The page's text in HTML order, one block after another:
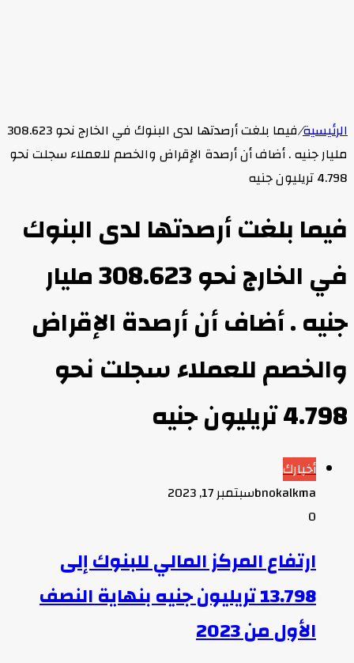
الرئيسية/
فيما بلغت أرصدتها لدى البنوك في الخارج نحو 308.623
مليار جنيه . أضاف أن أرصدة الإقراض والخصم للعملاء سجلت نحو
4.798 تريليون جنيه
فيما بلغت أرصدتها لدى البنوك
في الخارج نحو 308.623 مليار
جنيه . أضاف أن أرصدة الإقراض
والخصم للعملاء سجلت نحو
4.798 تريليون جنيه
أخبارك
bnokalkmaسبتمبر 17, 2023
0
ارتفاع المركز المالي للبنوك إلى
13.798 تريليون جنيه بنهاية النصف
الأول من 2023